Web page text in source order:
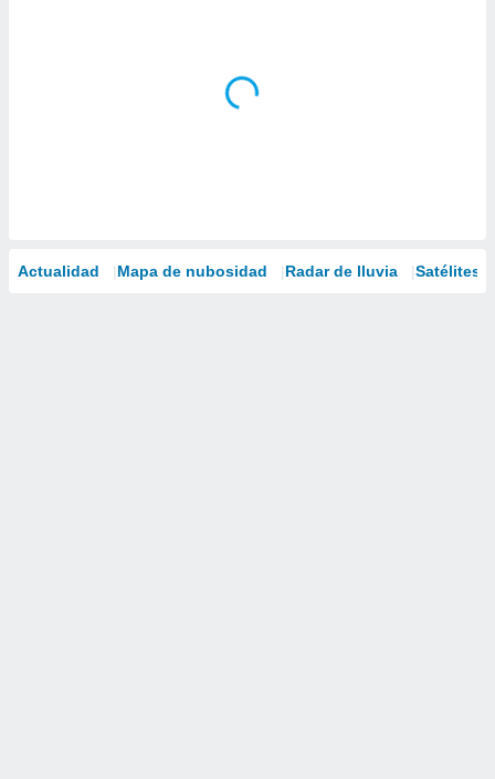
Actualidad Mapa de nubosidad Radar de lluvia Satélites